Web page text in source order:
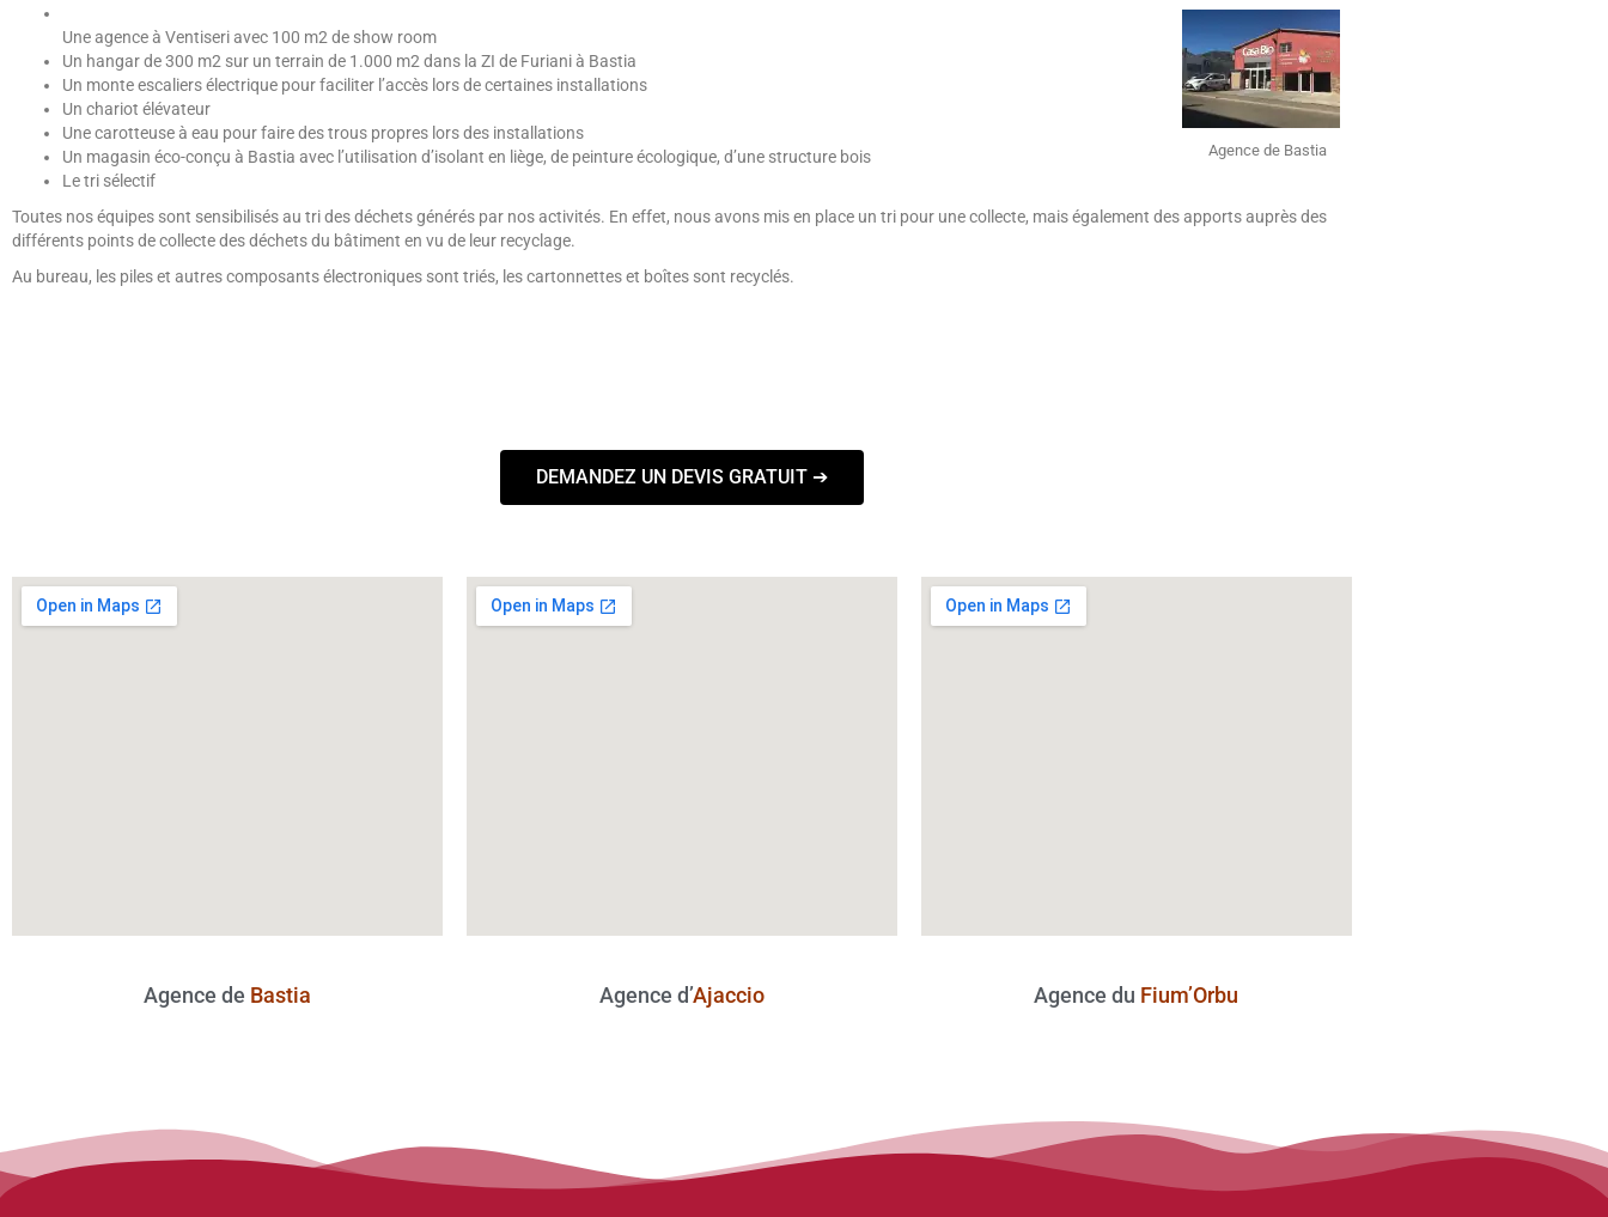
Agence de Bastia
Une agence à Ventiseri avec 100 m2 de show room
Un hangar de 300 m2 sur un terrain de 1.000 m2 dans la ZI de Furiani à Bastia
Un monte escaliers électrique pour faciliter l’accès lors de certaines installations
Un chariot élévateur
Une carotteuse à eau pour faire des trous propres lors des installations
Un magasin éco-conçu à Bastia avec l’utilisation d’isolant en liège, de peinture écologique, d’une structure bois
Le tri sélectif
Toutes nos équipes sont sensibilisés au tri des déchets générés par nos activités. En effet, nous avons mis en place un tri pour une collecte, mais également des apports auprès des
différents points de collecte des déchets du bâtiment en vu de leur recyclage.
Au bureau, les piles et autres composants électroniques sont triés, les cartonnettes et boîtes sont recyclés.
DEMANDEZ UN DEVIS GRATUIT ➔
Agence de Bastia Agence d’Ajaccio Agence du Fium’Orbu